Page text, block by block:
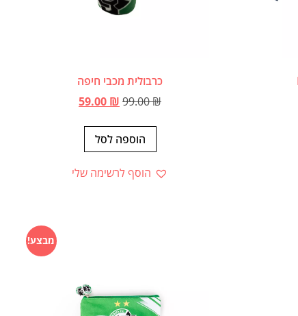
כרבולית מכבי חיפה
99.00₪
59.00 ₪
הוספה לסל
הוסף לרשימה שלי
מבצע!